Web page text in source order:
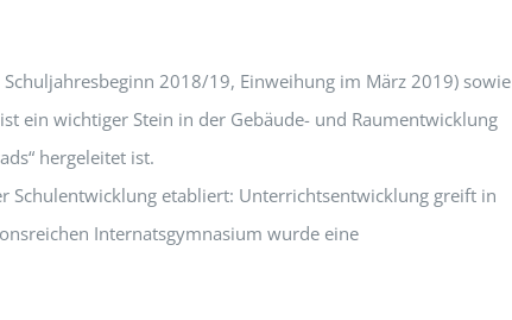
2018/19, Einweihung im März 2019) sowie
ein wichtiger Stein in der Gebäude- und Raumentwicklung
hergeleitet ist.
Schulentwicklung etabliert: Unterrichtsentwicklung greift in
Internatsgymnasium wurde eine